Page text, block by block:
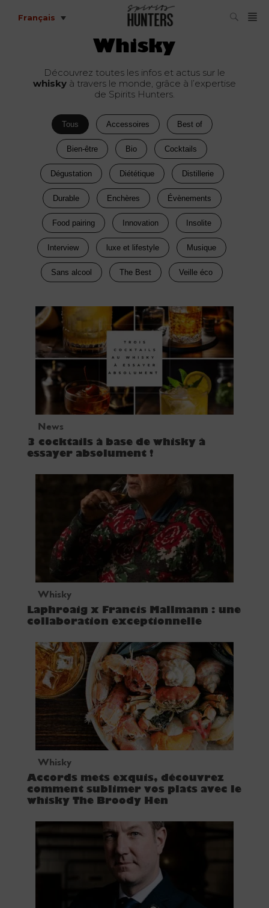
Français
Whisky
Découvrez toutes les infos et actus sur le
whiskyà travers le monde, grâce à l’expertise
de Spirits Hunters.
Tous Accessoires Best of
Bien-être Bio Cocktails
Dégustation Diététique Distillerie
Durable Enchères Évènements
Food pairing Innovation Insolite
Interview luxe et lifestyle Musique
Sans alcool The Best Veille éco
News
3 cocktails à base de whisky à
essayer absolument !
Whisky
Laphroaig x Francis Mallmann : une
collaboration exceptionnelle
Whisky
Accords mets exquis, découvrez
comment sublimer vos plats avec le
whisky The Broody Hen